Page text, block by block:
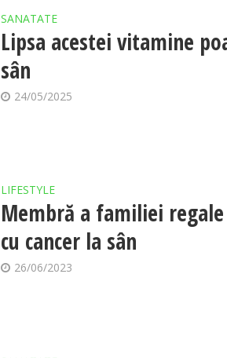
SANATATE
Lipsa acestei vitamine
sân
24/05/2025
LIFESTYLE
Membră a familiei
cu cancer la sân
26/06/2023